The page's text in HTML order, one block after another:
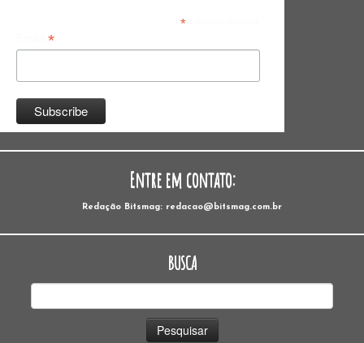
*indicates required
*
Entre em contato:
Redação Bitsmag: redacao@bitsmag.com.br
BUSCA